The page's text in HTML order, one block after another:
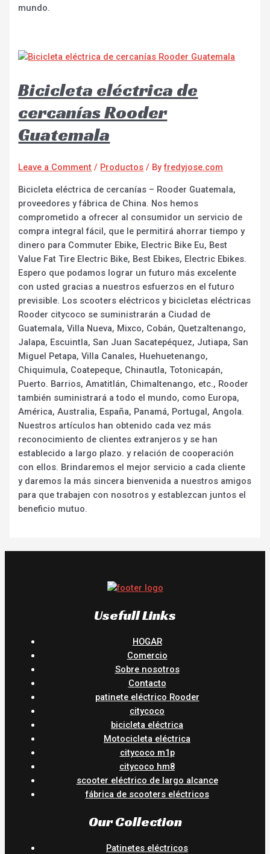
mundo.
Bicicleta eléctrica de
cercanías Rooder
Guatemala
Leave a Comment / Productos / Byfredyjose.com
Bicicleta eléctrica de cercanías – Rooder Guatemala,
proveedores y fábrica de China. Nos hemos
comprometido a ofrecer al consumidor un servicio de
compra integral fácil, que le permitirá ahorrar tiempo y
dinero para Commuter Ebike, Electric Bike Eu, Best
Value Fat Tire Electric Bike, Best Ebikes, Electric Ebikes.
Espero que podamos lograr un futuro más excelente
con usted gracias a nuestros esfuerzos en el futuro
previsible. Los scooters eléctricos y bicicletas eléctricas
Rooder citycoco se suministrarán a Ciudad de
Guatemala, Villa Nueva, Mixco, Cobán, Quetzaltenango,
Jalapa, Escuintla, San Juan Sacatepéquez, Jutiapa, San
Miguel Petapa, Villa Canales, Huehuetenango,
Chiquimula, Coatepeque, Chinautla, Totonicapán,
Puerto. Barrios, Amatitlán, Chimaltenango, etc., Rooder
también suministrará a todo el mundo, como Europa,
América, Australia, España, Panamá, Portugal, Angola.
Nuestros artículos han obtenido cada vez más
reconocimiento de clientes extranjeros y se han
establecido a largo plazo. y relación de cooperación
con ellos. Brindaremos el mejor servicio a cada cliente
y daremos la más sincera bienvenida a nuestros amigos
para que trabajen con nosotros y establezcan juntos el
beneficio mutuo.
Usefull Links
HOGAR
Comercio
Sobre nosotros
Contacto
patinete eléctrico Rooder
citycoco
bicicleta eléctrica
Motocicleta eléctrica
citycoco m1p
citycoco hm8
scooter eléctrico de largo alcance
fábrica de scooters eléctricos
Our Collection
Patinetes eléctricos